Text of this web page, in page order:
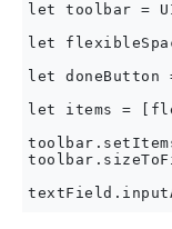
let toolbar =
let
let doneButton
let items =